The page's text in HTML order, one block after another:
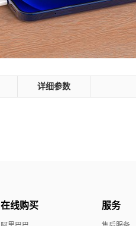
详细参数
在线购买 服务